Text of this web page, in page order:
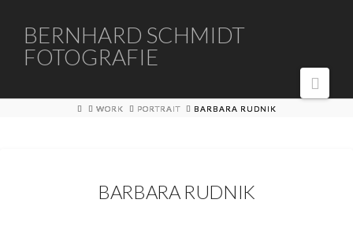
BERNHARD
SCHMIDT
FOTOGRAFIE
BERNHARD SCHMIDT
FOTOGRAFIE
HOMEWORK PORTRAIT BARBARA RUDNIK
BARBARA RUDNIK